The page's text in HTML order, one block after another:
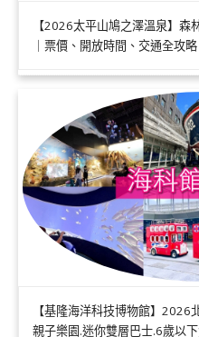
【2026太平山鳩之澤溫泉】
｜票價、開放時間、交通全攻略
【基隆海洋科技博物館】2026
親子樂園.迷你雙層巴士.6歲以